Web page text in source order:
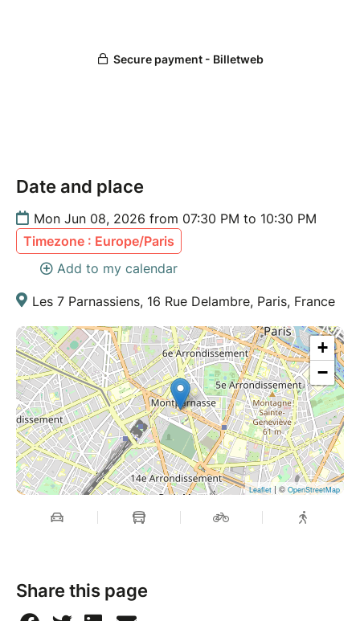
Date and place
Mon Jun 08, 2026 from 07:30 PM to 10:30 PM
Timezone : Europe/Paris
Add to my calendar
Les 7 Parnassiens, 16 Rue Delambre, Paris, France
+
−
Leaflet| ©OpenStreetMap
Share this page